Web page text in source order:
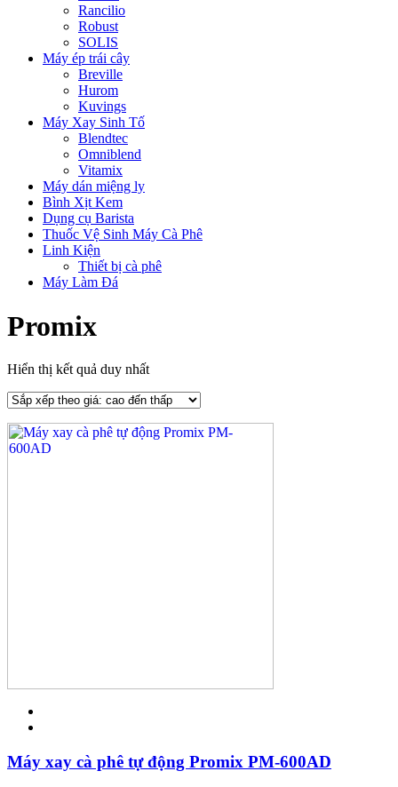
Rancilio
Robust
SOLIS
Máy ép trái cây
Breville
Hurom
Kuvings
Máy Xay Sinh Tố
Blendtec
Omniblend
Vitamix
Máy dán miệng ly
Bình Xịt Kem
Dụng cụ Barista
Thuốc Vệ Sinh Máy Cà Phê
Linh Kiện
Thiết bị cà phê
Máy Làm Đá
Promix
Hiển thị kết quả duy nhất
Máy xay cà phê tự động Promix PM-600AD